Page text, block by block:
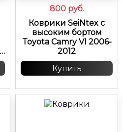
800 руб.
Коврики SeiNtex с
высоким бортом
Toyota Camry VI 2006-
2012
Купить